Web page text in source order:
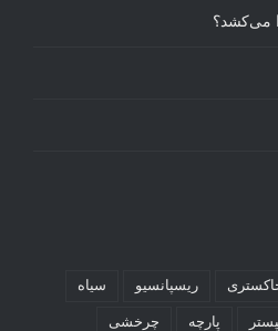
می‌کشد؟
ریسپانسیو سیاه
پارچه چرخشی